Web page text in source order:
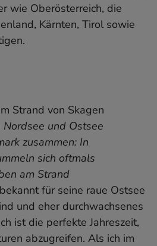
wie Oberösterreich, die
Kärnten, Tirol sowie
und Ostsee
zusammen: In
sich oftmals
am Strand
für seine raue Ostsee
und eher durchwachsenes
ist die perfekte Jahreszeit,
abzugreifen. Als ich im